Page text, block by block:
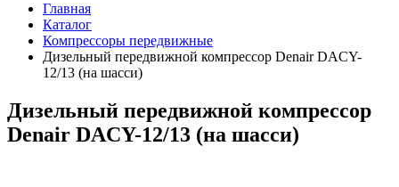
Главная
Каталог
Компрессоры передвижные
Дизельный передвижной компрессор Denair DACY-
12/13 (на шасси)
Дизельный передвижной компрессор
Denair DACY-12/13 (на шасси)